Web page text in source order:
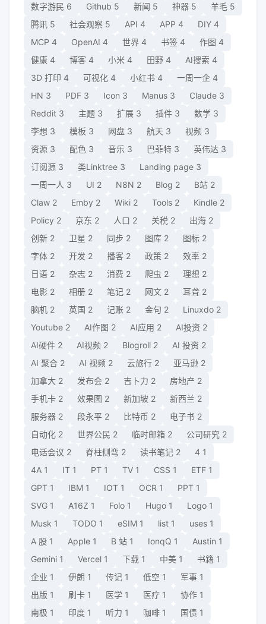
数字游民 6 Github 5 新闻 5 神器 5 羊毛 5
腾讯 5 社会观察 5 API 4 APP 4 DIY 4
MCP 4 OpenAI 4 世界 4 书签 4 作图 4
健康 4 博客 4 小米 4 田野 4 AI搜索 4
3D 打印 4 可视化 4 小红书 4 一周一企 4
HN 3 PDF 3 Icon 3 Manus 3 Claude 3
Reddit 3 主题 3 扩展 3 插件 3 数学 3
李想 3 模板 3 网盘 3 航天 3 视频 3
资源 3 配色 3 音乐 3 巴菲特 3 英伟达 3
订阅源 3 类Linktree 3 Landing page 3
一周一人 3 UI 2 N8N 2 Blog 2 B站 2
Claw 2 Emby 2 Wiki 2 Tools 2 Kindle 2
Policy 2 京东 2 人口 2 关税 2 出海 2
创新 2 卫星 2 同步 2 图库 2 图标 2
字体 2 开发 2 播客 2 政策 2 效率 2
日语 2 杂志 2 消费 2 爬虫 2 理想 2
电影 2 相册 2 笔记 2 网文 2 耳聋 2
脑机 2 英国 2 记账 2 金句 2 Linuxdo 2
Youtube 2 AI作图 2 AI应用 2 AI投资 2
AI硬件 2 AI视频 2 Blogroll 2 AI 投资 2
AI 聚合 2 AI 视频 2 云旅行 2 亚马逊 2
加拿大 2 发布会 2 吉卜力 2 房地产 2
手机卡 2 效果图 2 新加坡 2 新西兰 2
服务器 2 段永平 2 比特币 2 电子书 2
自动化 2 世界公民 2 临时邮箱 2 公司研究 2
电话会议 2 脊柱侧弯 2 读书笔记 2 4 1
4A 1 IT 1 PT 1 TV 1 CSS 1 ETF 1
GPT 1 IBM 1 IOT 1 OCR 1 PPT 1
SVG 1 A16Z 1 Folo 1 Hugo 1 Logo 1
Musk 1 TODO 1 eSIM 1 list 1 uses 1
A 股 1 Apple 1 B 站 1 IonqQ 1 Austin 1
Gemini 1 Vercel 1 下载 1 中美 1 书籍 1
企业 1 伊朗 1 传记 1 低空 1 军事 1
出版 1 刷卡 1 医学 1 医疗 1 协作 1
南极 1 印度 1 听力 1 咖啡 1 国债 1